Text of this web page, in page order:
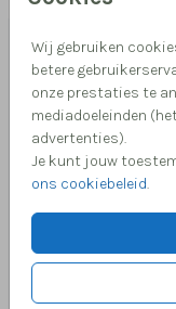
Wij gebruiken
betere
onze prestaties te
mediadoeleinden
advertenties).
Je kunt jouw
ons cookiebeleid.